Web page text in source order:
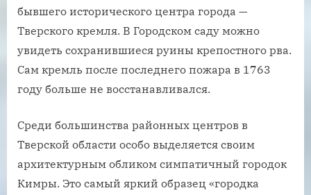
бывшего исторического центра города —
Тверского кремля. В Городском саду можно
увидеть сохранившиеся руины крепостного рва.
Сам кремль после последнего пожара в 1763
году больше не восстанавливался.
Среди большинства районных центров в
Тверской области особо выделяется своим
архитектурным обликом симпатичный городок
Кимры. Это самый яркий образец «городка